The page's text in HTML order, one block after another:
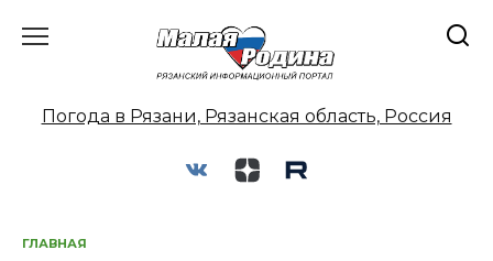
Погода в Рязани, Рязанская область, Россия
ГЛАВНАЯ